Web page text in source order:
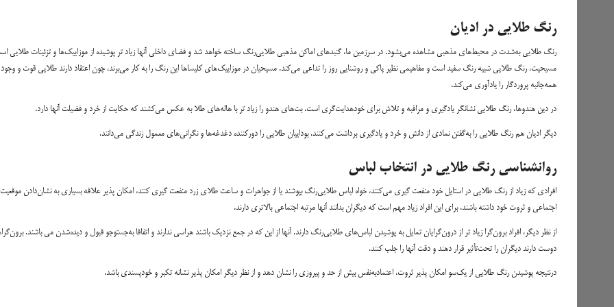
رنگ طلایی در ادیان
رنگ طلایی به‌شدت در محیط‌های مذهبی مشاهده می‌بشود. در سرزمین ما، گنبدهای اماکن مذهبی طلایی‌رنگ ساخته خواهد شد و فضای داخلی آنها زیاد تر پوشیده از موزاییک‌ها و تزئینات طلایی
مسیحیت، رنگ طلایی شبیه رنگ سفید است و مفاهیمی نظیر پاکی و روشنایی روز را تداعی می‌کند. مسیحیان در موزاییک‌های کلیساها این رنگ را به کار می‌برند، چون اعتقاد دارند طلایی قوت و وجود
همه‌جانبه پروردگار را یادآوری می‌کند.
در دین هندوها، رنگ طلایی نشانگر یادگیری و مراقبه و تلاش برای خودهدایت‌گری است. بت‌های هندو را زیاد تر با هاله‌های طلا به عکس می‌کشند که حکایت از خرد و فضیلت آنها دارد.
دیگر ادیان هم رنگ طلایی را به‌گفتن نمادی از دانش و خرد و یادگیری برداشت می‌کنند. بوداییان طلایی را دورکننده دغدغه‌ها و نگرانی‌های معمول زندگی می‌دانند.
روانشناسی رنگ طلایی در انتخاب لباس
افرادی که زیاد از رنگ طلایی در استایل خود منفعت گیری می‌کنند، خواه لباس طلایی‌رنگ بپوشند یا از جواهرات و ساعت طلای زرد منفعت گیری کنند، امکان پذیر علاقه بسیاری به نشان‌دادن موقعیت
اجتماعی و ثروت خود داشته باشند. برای این افراد زیاد مهم است که دیگران بدانند آنها مرتبه اجتماعی بالاتری دارند.
از نظر دیگر، افراد برون‌گرا زیاد تر از درون‌گرایان تمایل به پوشیدن لباس‌های طلایی‌رنگ دارند. آنها از این که در جمع نزدیک باشند هراسی ندارند و اتفاقا به‌جستوجو قبول و دیده‌شدن می باشند.
دوست دارند دیگران را تحت‌تأثیر قرار دهند و دقت آنها را جلب کنند.
درنتیجه پوشیدن رنگ طلایی از یک‌سو امکان پذیر ثروت، اعتمادبه‌نفس بیش‌ از حد و پیروزی را نشان دهد و از نظر دیگر امکان پذیر نشانه تکبر و خودپسندی باشد.